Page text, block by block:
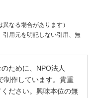
なる場合があります）
用元を明記しない引用、無
ために、NPO法人
制作しています。貴重
ださい。興味本位の無